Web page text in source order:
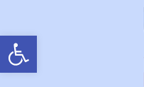
Otwórz pasek narzędzi